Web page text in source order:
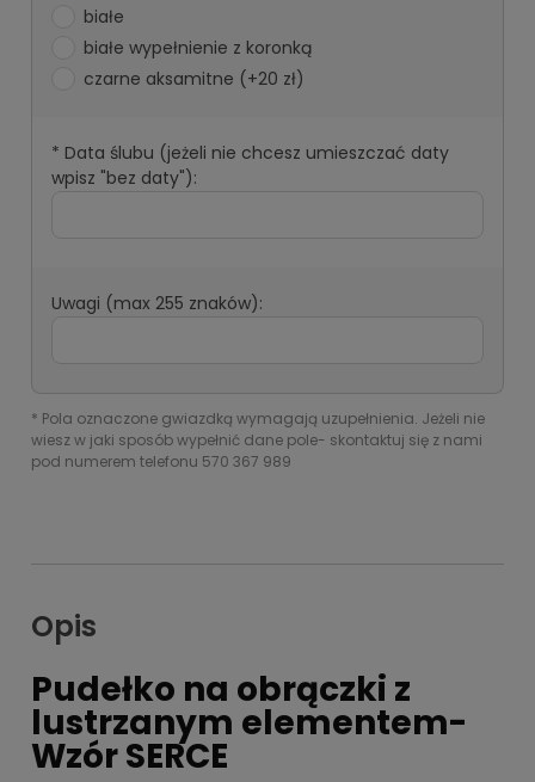
białe
białe wypełnienie z koronką
czarne aksamitne (+20 zł)
* Data ślubu (jeżeli nie chcesz umieszczać daty
wpisz "bez daty"):
Uwagi (max 255 znaków):
* Pola oznaczone gwiazdką wymagają uzupełnienia. Jeżeli nie
wiesz w jaki sposób wypełnić dane pole- skontaktuj się z nami
pod numerem telefonu 570 367 989
Opis
Pudełko na obrączki z
lustrzanym elementem-
Wzór SERCE